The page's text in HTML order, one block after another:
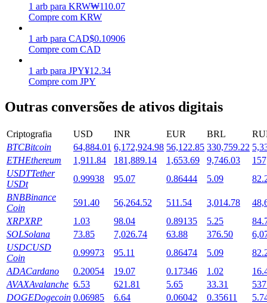
Estacamento
Launchpool
Staking flexível para ganhar tokens populares.
Bloqueios de BTR
1 arb para KRW₩110.07
Compre com KRW
1 arb para CAD$0.10906
Compre com CAD
1 arb para JPY¥12.34
Compre com JPY
Outras conversões de ativos digitais
Criptografia USD INR EUR BRL
BTCBitcoin 64,884.01 6,172,924.98 56,122.85 330,759.22
ETHEthereum 1,911.84 181,889.14 1,653.69 9,746.03
USDTTether
USDt
0.99938 95.07 0.86444 5.09
BNBBinance
Coin
591.40 56,264.52 511.54 3,014.78
XRPXRP 1.03 98.04 0.89135 5.25
SOLSolana 73.85 7,026.74 63.88 376.50
USDCUSD
Coin
0.99973 95.11 0.86474 5.09
ADACardano 0.20054 19.07 0.17346 1.02
AVAXAvalanche 6.53 621.81 5.65 33.31
DOGEDogecoin 0.06985 6.64 0.06042 0.35611